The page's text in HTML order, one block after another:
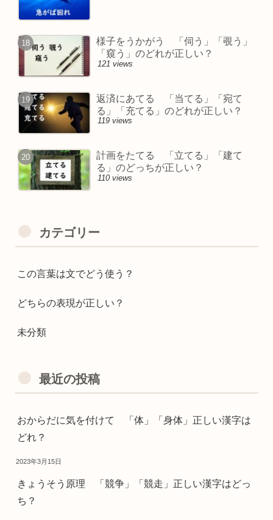
様子をうかがう 「伺う」「覗う」
「窺う」のどれが正しい？
121 views
返済にあてる 「当てる」「宛て
る」「充てる」のどれが正しい？
119 views
計画をたてる 「立てる」「建て
る」のどっちが正しい？
110 views
カテゴリー
この言葉は文でどう使う？
どちらの表現が正しい？
未分類
最近の投稿
おからだに気を付けて 「体」「身体」正しい漢字は
どれ？
2023年3月15日
きょうそう原理 「競争」「競走」正しい漢字はどっ
ち？